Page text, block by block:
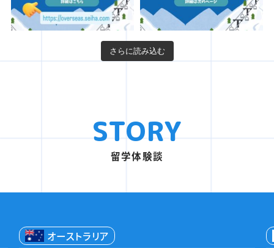
さらに読み込む
STORY
留学体験談
日本